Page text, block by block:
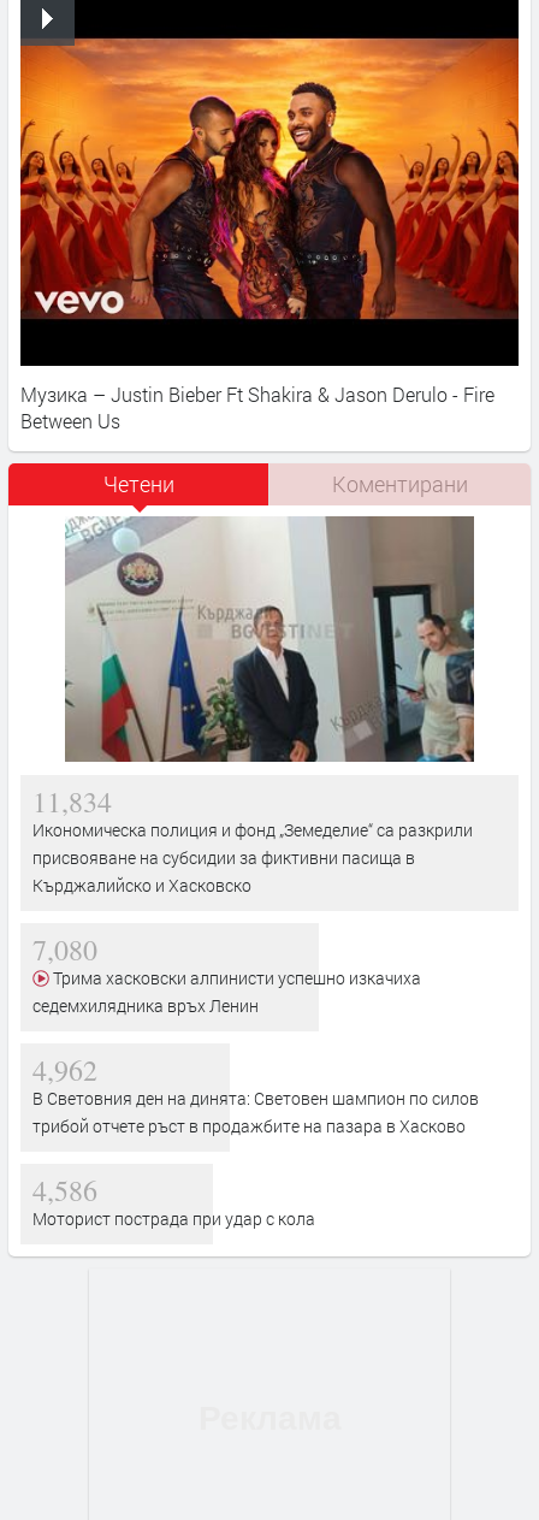
Музика – Justin Bieber Ft Shakira & Jason Derulo - Fire
Between Us
Четени Коментирани
11,834
Икономическа полиция и фонд „Земеделие“ са разкрили
присвояване на субсидии за фиктивни пасища в
Кърджалийско и Хасковско
7,080
седемхилядника връх Ленин
4,962
В Световния ден на динята: Световен шампион по силов
трибой отчете ръст в продажбите на пазара в Хасково
4,586
Моторист пострада при удар с кола